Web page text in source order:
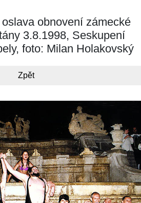
obnovení zámecké
3.8.1998, Seskupení
foto: Milan Holakovský
Zpět